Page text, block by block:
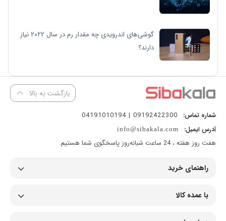
گوشی‌های اندرویدی چه مقدار رم در سال ۲۰۲۲ نیاز
دارند؟
بازگشت به بالا
شماره تماس: 09192422300 | 04191010194
آدرس ایمیل: info@sibakala.com
هفت روز هفته ، 24 ساعت شبانه‌روز پاسخگوی شما هستیم.
راهنمای خرید
با عمده کالا